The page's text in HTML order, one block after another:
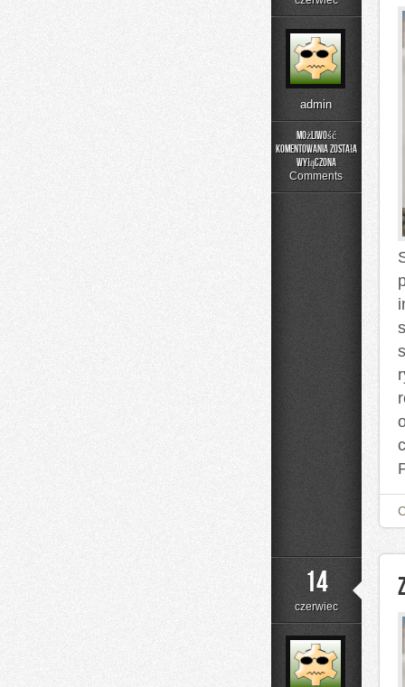
admin
Możliwość
komentowania
Size
została
wyłączona
Comments
14
czerwiec